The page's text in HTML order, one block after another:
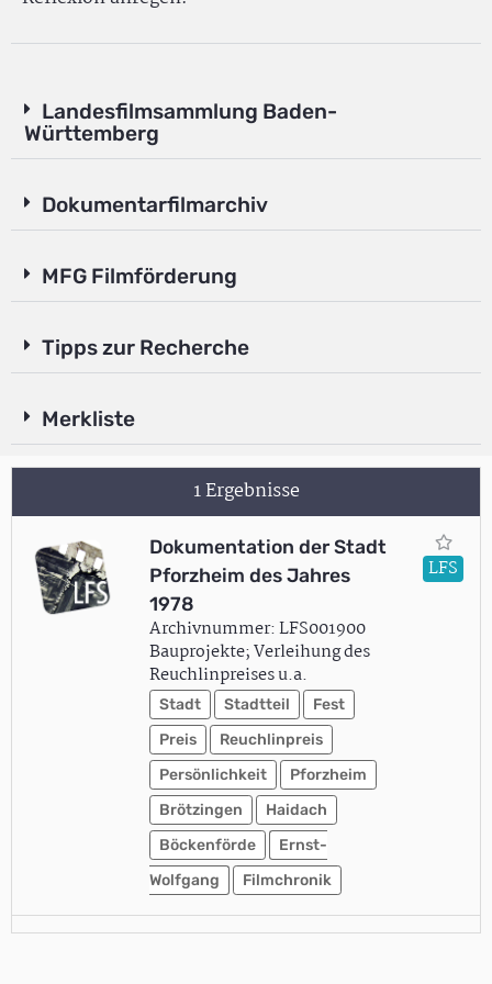
Landesfilmsammlung Baden-
Württemberg
Dokumentarfilmarchiv
MFG Filmförderung
Tipps zur Recherche
Merkliste
1 Ergebnisse
Dokumentation der Stadt
Pforzheim des Jahres
1978
Archivnummer: LFS001900
Bauprojekte; Verleihung des
Reuchlinpreises u.a.
Stadt Stadtteil
Fest
Preis
Reuchlinpreis
Persönlichkeit
Pforzheim
Brötzingen
Haidach
Böckenförde
Ernst-
Wolfgang
Filmchronik
LFS